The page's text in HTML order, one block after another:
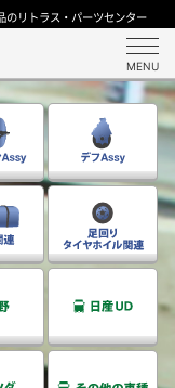
のリトラス・パーツセンター
MENU